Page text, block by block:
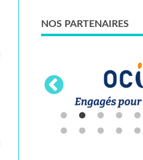
NOS PARTENAIRES